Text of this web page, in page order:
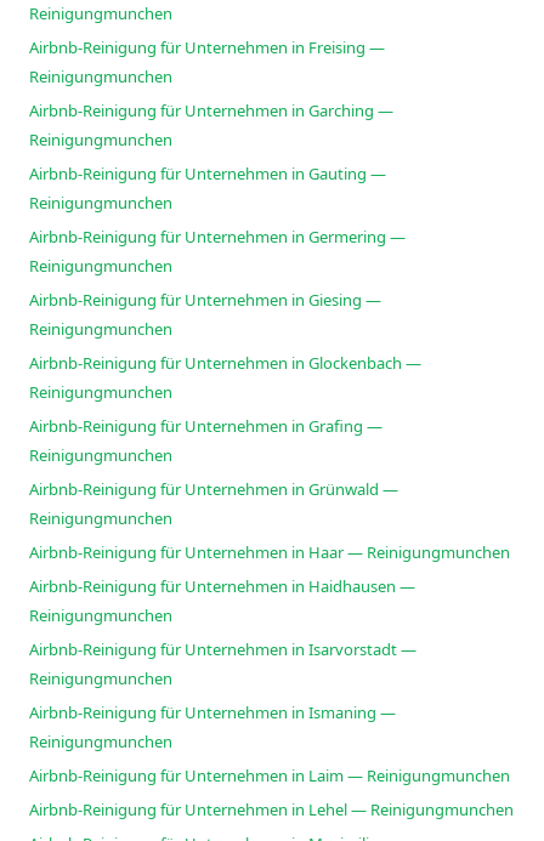
Reinigungmunchen
Airbnb-Reinigung für Unternehmen in Freising —
Reinigungmunchen
Airbnb-Reinigung für Unternehmen in Garching —
Reinigungmunchen
Airbnb-Reinigung für Unternehmen in Gauting —
Reinigungmunchen
Airbnb-Reinigung für Unternehmen in Germering —
Reinigungmunchen
Airbnb-Reinigung für Unternehmen in Giesing —
Reinigungmunchen
Airbnb-Reinigung für Unternehmen in Glockenbach —
Reinigungmunchen
Airbnb-Reinigung für Unternehmen in Grafing —
Reinigungmunchen
Airbnb-Reinigung für Unternehmen in Grünwald —
Reinigungmunchen
Airbnb-Reinigung für Unternehmen in Haar — Reinigungmunchen
Airbnb-Reinigung für Unternehmen in Haidhausen —
Reinigungmunchen
Airbnb-Reinigung für Unternehmen in Isarvorstadt —
Reinigungmunchen
Airbnb-Reinigung für Unternehmen in Ismaning —
Reinigungmunchen
Airbnb-Reinigung für Unternehmen in Laim — Reinigungmunchen
Airbnb-Reinigung für Unternehmen in Lehel — Reinigungmunchen